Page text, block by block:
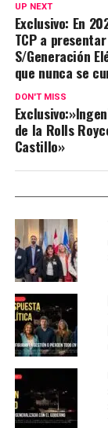
UP NEXT
Exclusivo: En
TCP a
S/Generación
que nunca se
DON'T MISS
de la Rolls
Castillo»